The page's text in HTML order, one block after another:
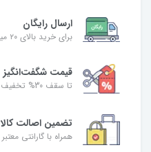
ارسال رایگان
برای خرید بالای ۲۰ میلیون تومان(بغیر از آکواریوم)
قیمت شگفت‌انگیز
تا سقف 30% تخفیف
تضمین اصالت کالا
همراه با گارانتی معتبر